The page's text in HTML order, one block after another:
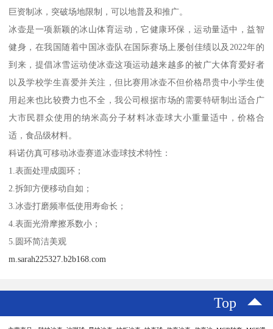
巨资制冰，突破场地限制，可以地普及和推广。
冰壶是一项新颖的冰山体育运动，它健康环保，运动量适中，益智
健身，在我国随着中国冰壶队在国际赛场上屡创佳绩以及2022年的
到来，提倡冰雪运动使冰壶这项运动越来越多的被广大体育爱好者
以及学校学生喜爱并关注，但比赛用冰壶不但价格昂贵中小学生使
用起来也比较费力也不全，我公司根据市场的需要特研制出适合广
大市民群众使用的纳米高分子材料冰壶球大小重量适中，价格合
适，食品级材料。
科诺仿真可移动冰壶赛道冰壶球技术特性：
1.表面处理成圆环；
2.拆卸方便移动自如；
3.冰壶打磨频率低使用寿命长；
4.表面光滑摩擦系数小；
5.圆环简洁美观
m.sarah225327.b2b168.com
Top